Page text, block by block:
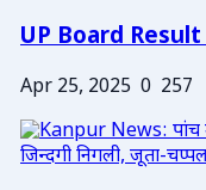
UP Board Result
Apr 25, 2025 0 257